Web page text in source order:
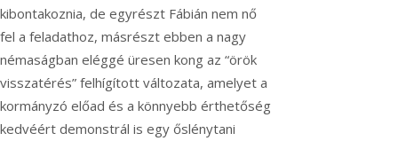
kibontakoznia, de egyrészt Fábián nem nő
fel a feladathoz, másrészt ebben a nagy
némaságban eléggé üresen kong az “örök
visszatérés” felhígított változata, amelyet a
kormányzó előad és a könnyebb érthetőség
kedvéért demonstrál is egy őslénytani